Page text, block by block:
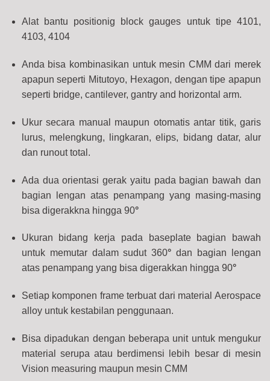
Alat bantu positionig block gauges untuk tipe 4101,
4103, 4104
Anda bisa kombinasikan untuk mesin CMM dari merek
apapun seperti Mitutoyo, Hexagon, dengan tipe apapun
seperti bridge, cantilever, gantry and horizontal arm.
Ukur secara manual maupun otomatis antar titik, garis
lurus, melengkung, lingkaran, elips, bidang datar, alur
dan runout total.
Ada dua orientasi gerak yaitu pada bagian bawah dan
bagian lengan atas penampang yang masing-masing
bisa digerakkna hingga 90°
Ukuran bidang kerja pada baseplate bagian bawah
untuk memutar dalam sudut 360° dan bagian lengan
atas penampang yang bisa digerakkan hingga 90°
Setiap komponen frame terbuat dari material Aerospace
alloy untuk kestabilan penggunaan.
Bisa dipadukan dengan beberapa unit untuk mengukur
material serupa atau berdimensi lebih besar di mesin
Vision measuring maupun mesin CMM